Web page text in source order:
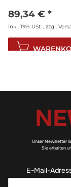
89,34 € *
inkl. 19% USt. , zzgl.
Unser Newsletter
Sie erhalten